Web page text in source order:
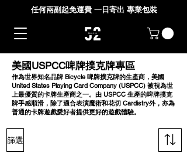
任何兩副起免運費 一日寄出 專業包裝
美國USPCC啤牌撲克牌專區
作為世界知名品牌 Bicycle 啤牌撲克牌的生產商，美國
United States Playing Card Company (USPCC) 被視為世
上最優質的卡牌生產商之一。由 USPCC 生產的啤牌撲克
牌手感順滑，除了適合表演魔術和花切 Cardistry外，亦為
普通的卡牌遊戲愛好者提供更好的遊戲體驗。
篩選